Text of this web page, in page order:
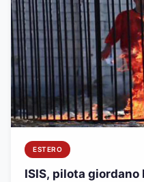
ESTERO
ISIS, pilota